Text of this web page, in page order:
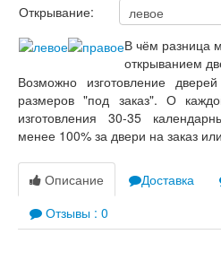
Лабиринт Кредор
Лабиринт Лаб Про
Лабиринт Лайн
Лабиринт Леолаб
Лабиринт Лондон
Лабиринт Лофт
Лабиринт
Лабиринт Норд
Лабиринт Пазл
Лабиринт Пиано
Лабиринт Пиано
Лабиринт Платинум
Открывание:
В чём разница
открыванием
Возможно изготовление
размеров "под заказ". О
изготовления 30-35
менее 100% за двери на заказ
Описание Доставка
Отзывы : 0